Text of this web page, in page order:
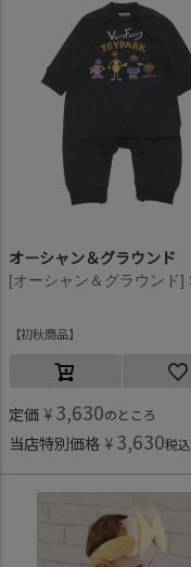
オーシャン＆グラウンド
初秋商品
定価 ¥ 3,630のところ
当店特別価格 ¥ 3,630税込